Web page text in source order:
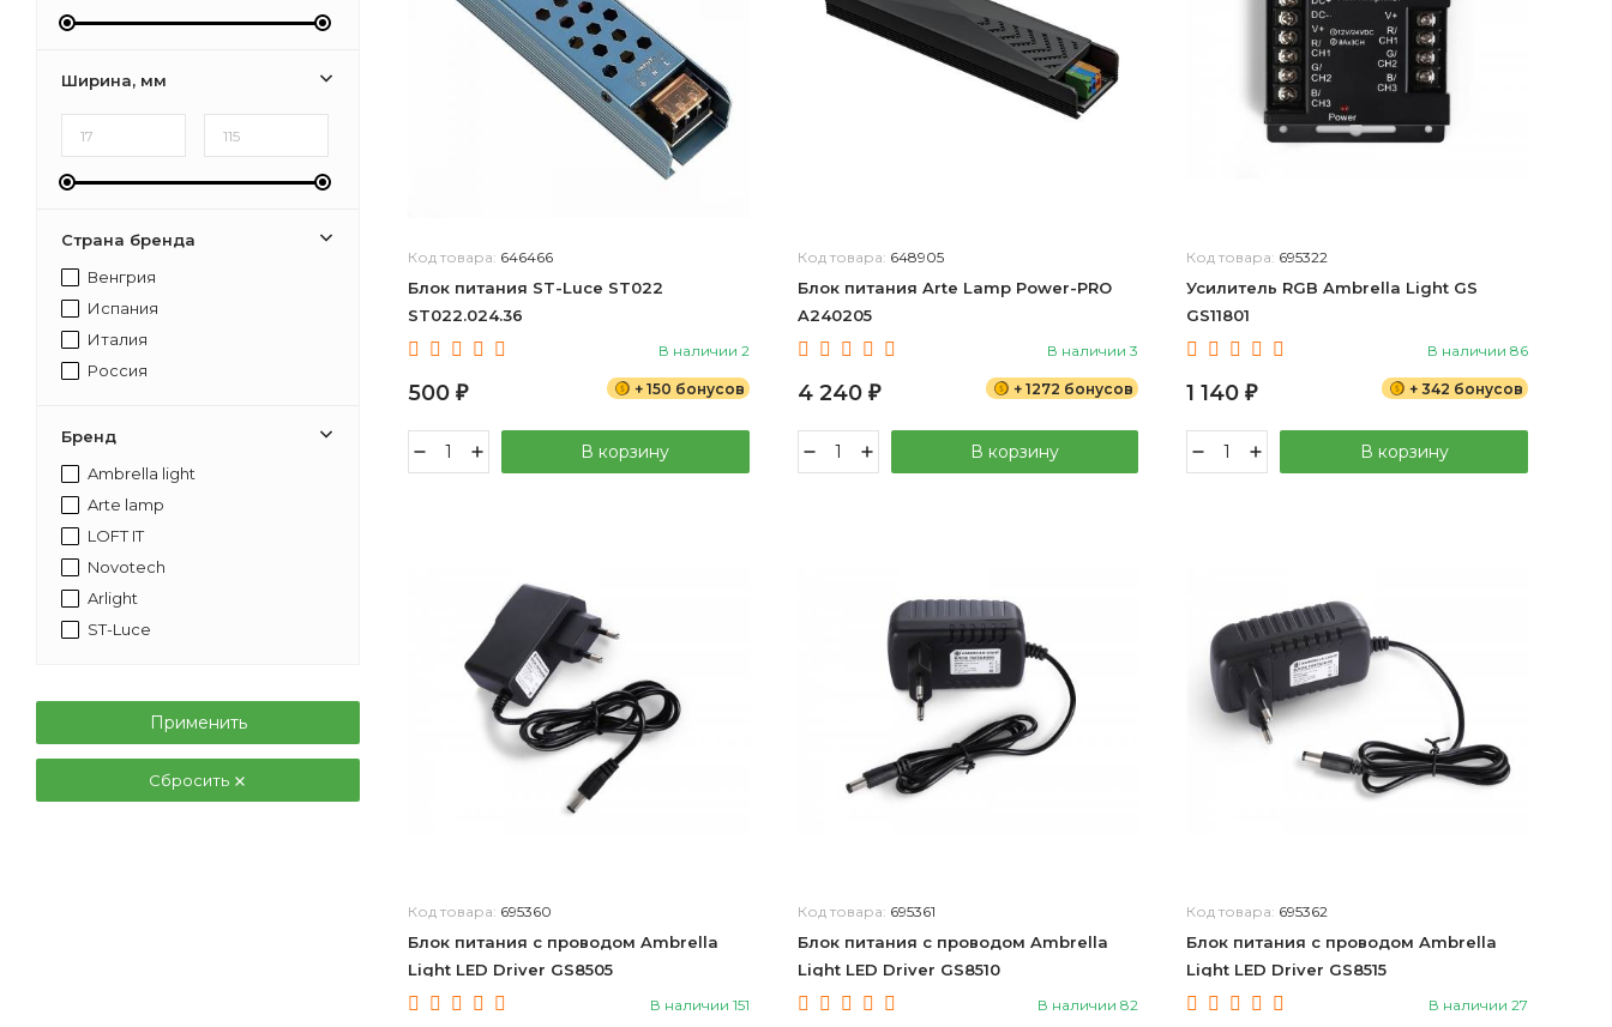
Ширина, мм
Страна бренда
Венгрия
Испания
Италия
Россия
Бренд
Ambrella light
Arte lamp
LOFT IT
Novotech
Arlight
ST-Luce
Применить
Сбросить
Код товара: 646466
Блок питания ST-Luce ST022
ST022.024.36
В наличии 2
500 ₽ + 150 бонусов
В корзину
Код товара: 648905
Блок питания Arte Lamp Power-PRO
A240205
В наличии 3
4 240 ₽ + 1272 бонусов
В корзину
Код товара: 695322
Усилитель RGB Ambrella Light GS
GS11801
В наличии 86
1 140₽ + 342 бонусов
В корзину
Код товара: 695360
Блок питания с проводом Ambrella
Light LED Driver GS8505
В наличии 151
Код товара: 695361
Блок питания с проводом Ambrella
Light LED Driver GS8510
В наличии 82
Код товара: 695362
Блок питания с проводом Ambrella
Light LED Driver GS8515
В наличии 27